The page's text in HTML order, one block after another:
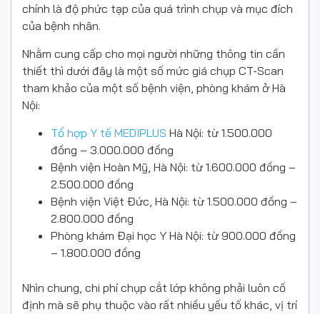
chính là độ phức tạp của quá trình chụp và mục đích
của bệnh nhân.
Nhằm cung cấp cho mọi người những thông tin cần
thiết thì dưới đây là một số mức giá chụp CT-Scan
tham khảo của một số bệnh viện, phòng khám ở Hà
Nội:
Tổ hợp Y tế MEDIPLUS Hà Nội: từ 1.500.000
đồng – 3.000.000 đồng
Bệnh viện Hoàn Mỹ, Hà Nội: từ 1.600.000 đồng –
2.500.000 đồng
Bệnh viện Việt Đức, Hà Nội: từ 1.500.000 đồng –
2.800.000 đồng
Phòng khám Đại học Y Hà Nội: từ 900.000 đồng
– 1.800.000 đồng
Nhìn chung, chi phí chụp cắt lớp không phải luôn cố
định mà sẽ phụ thuộc vào rất nhiều yếu tố khác, vị trí